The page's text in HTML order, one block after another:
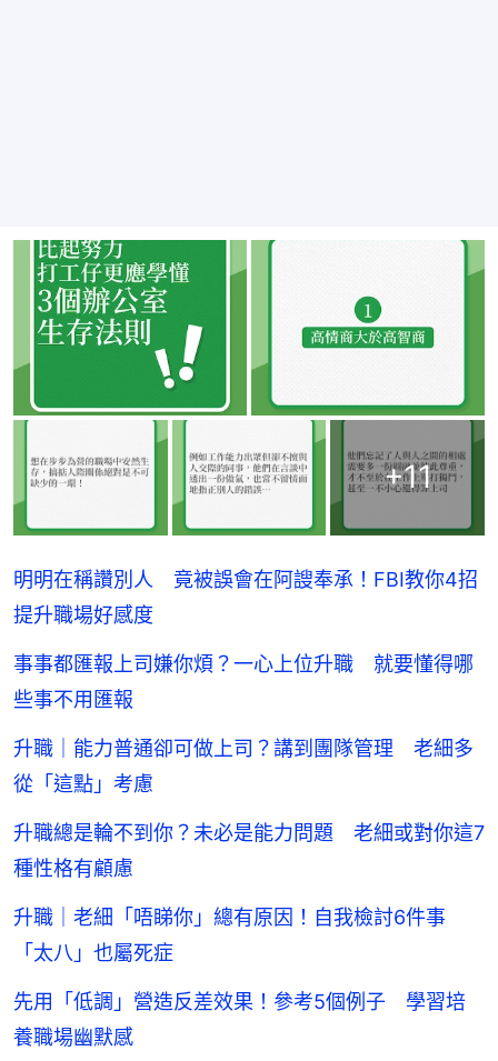
+11
明明在稱讚別人 竟被誤會在阿謏奉承！FBI教你4招
提升職場好感度
事事都匯報上司嫌你煩？一心上位升職 就要懂得哪
些事不用匯報
升職｜能力普通卻可做上司？講到團隊管理 老細多
從「這點」考慮
升職總是輪不到你？未必是能力問題 老細或對你這7
種性格有顧慮
升職｜老細「唔睇你」總有原因！自我檢討6件事
「太八」也屬死症
先用「低調」營造反差效果！參考5個例子 學習培
養職場幽默感